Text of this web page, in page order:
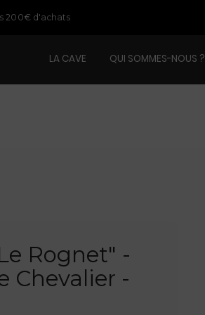
200€ d'achats
LA CAVE QUI SOMMES-NOUS ?
Rognet" -
Chevalier -